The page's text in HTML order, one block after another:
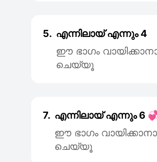
5. എന്നിലായ് എന്നും 4
ഈ ഭാഗം
ചെയ്യൂ
7. എന്നിലായ് എന്നും 6
ഈ ഭാഗം
ചെയ്യൂ